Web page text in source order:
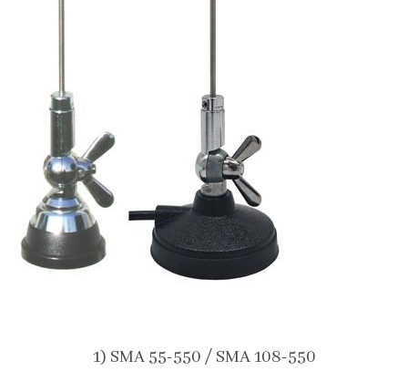
1) SMA 55-550 / SMA 108-550